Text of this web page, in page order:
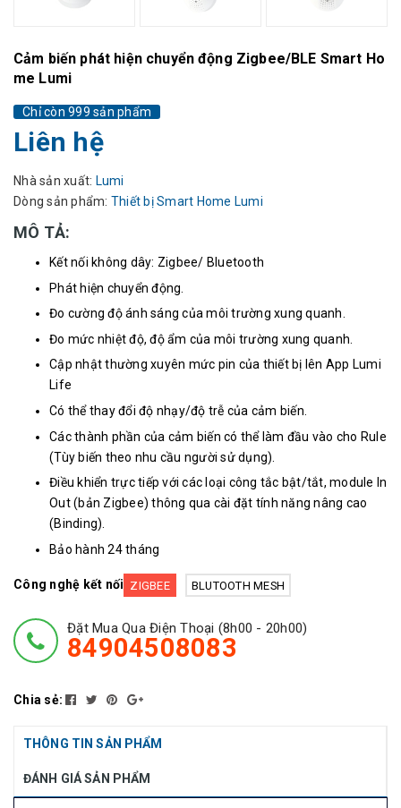
Cảm biến phát hiện chuyển động Zigbee/BLE Smart Ho
me Lumi
Chỉ còn 999 sản phẩm
Liên hệ
Nhà sản xuất: Lumi
Dòng sản phẩm: Thiết bị Smart Home Lumi
MÔ TẢ:
Kết nối không dây: Zigbee/ Bluetooth
Phát hiện chuyển động.
Đo cường độ ánh sáng của môi trường xung quanh.
Đo mức nhiệt độ, độ ẩm của môi trường xung quanh.
Cập nhật thường xuyên mức pin của thiết bị lên App Lumi
Life
Có thể thay đổi độ nhạy/độ trễ của cảm biến.
Các thành phần của cảm biến có thể làm đầu vào cho Rule
(Tùy biến theo nhu cầu người sử dụng).
Điều khiển trực tiếp với các loại công tắc bật/tắt, module In
Out (bản Zigbee) thông qua cài đặt tính năng nâng cao
(Binding).
Bảo hành 24 tháng
Công nghệ kết nối ZIGBEE BLUTOOTH MESH
Đặt Mua Qua Điện Thoại (8h00 - 20h00)
84904508083
Chia sẻ:
THÔNG TIN SẢN PHẨM
ĐÁNH GIÁ SẢN PHẨM